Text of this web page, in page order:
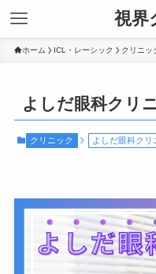
視界
ホーム ICL・レーシック クリニッ
よしだ眼科クリ
クリニック よしだ眼科クリ